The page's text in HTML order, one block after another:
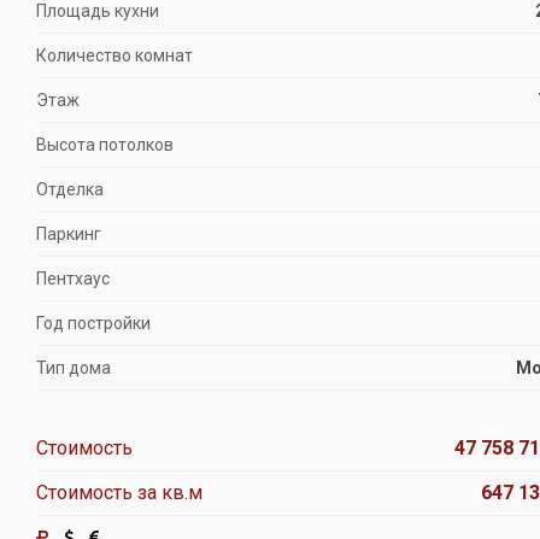
Площадь кухни
Количество комнат
Этаж
Высота потолков
Отделка
Паркинг
Пентхаус
Год постройки
Тип дома
Стоимость
47 758
Стоимость за кв.м
647